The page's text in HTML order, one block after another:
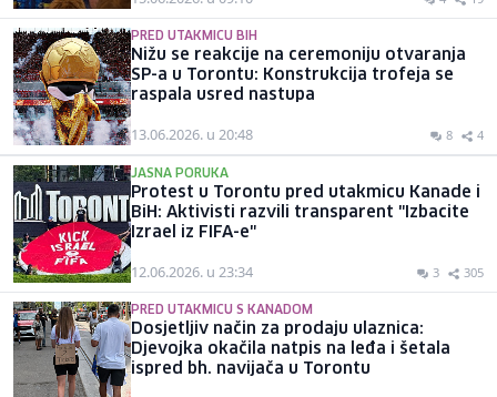
PRED UTAKMICU BIH
Nižu se reakcije na ceremoniju otvaranja
SP-a u Torontu: Konstrukcija trofeja se
raspala usred nastupa
13.06.2026. u 20:48 8 4
JASNA PORUKA
Protest u Torontu pred utakmicu Kanade i
BiH: Aktivisti razvili transparent "Izbacite
Izrael iz FIFA-e"
12.06.2026. u 23:34 3 305
PRED UTAKMICU S KANADOM
Dosjetljiv način za prodaju ulaznica:
Djevojka okačila natpis na leđa i šetala
ispred bh. navijača u Torontu